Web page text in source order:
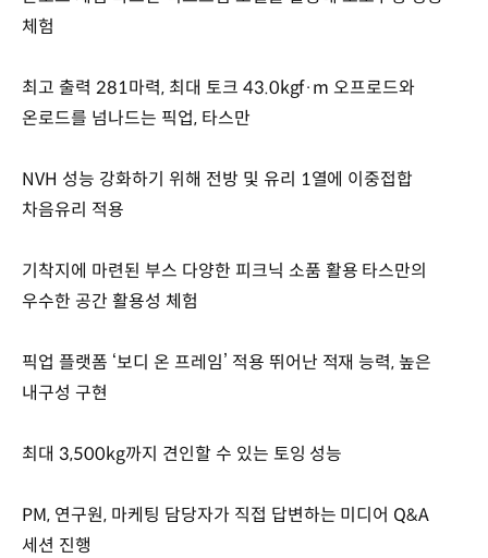
체험
최고 출력 281마력, 최대 토크 43.0kgf·m 오프로드와
온로드를 넘나드는 픽업, 타스만
NVH 성능 강화하기 위해 전방 및 유리 1열에 이중접합
차음유리 적용
기착지에 마련된 부스 다양한 피크닉 소품 활용 타스만의
우수한 공간 활용성 체험
픽업 플랫폼 ‘보디 온 프레임’ 적용 뛰어난 적재 능력, 높은
내구성 구현
최대 3,500kg까지 견인할 수 있는 토잉 성능
PM, 연구원, 마케팅 담당자가 직접 답변하는 미디어 Q&A
세션 진행